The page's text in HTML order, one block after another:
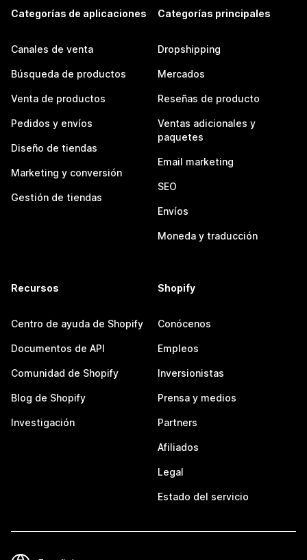
Categorías de aplicaciones
Canales de venta
Búsqueda de productos
Venta de productos
Pedidos y envíos
Diseño de tiendas
Marketing y conversión
Gestión de tiendas
Categorías principales
Dropshipping
Mercados
Reseñas de producto
Ventas adicionales y
paquetes
Email marketing
SEO
Envíos
Moneda y traducción
Recursos
Centro de ayuda de Shopify
Documentos de API
Comunidad de Shopify
Blog de Shopify
Investigación
Shopify
Conócenos
Empleos
Inversionistas
Prensa y medios
Partners
Afiliados
Legal
Estado del servicio